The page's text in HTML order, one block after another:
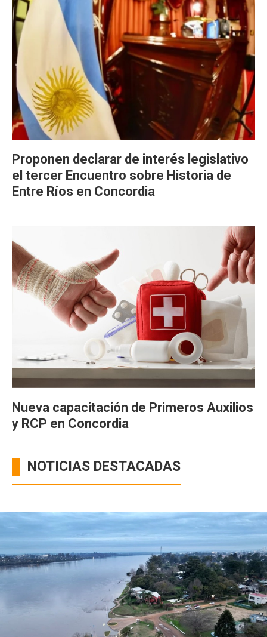
Proponen declarar de interés legislativo
el tercer Encuentro sobre Historia de
Entre Ríos en Concordia
Nueva capacitación de Primeros Auxilios
y RCP en Concordia
NOTICIAS DESTACADAS